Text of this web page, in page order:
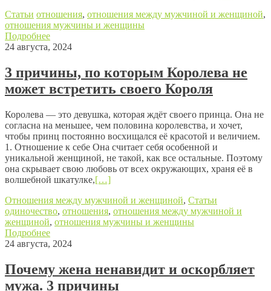
Статьи отношения, отношения между мужчиной и женщиной,
отношения мужчины и женщины
Подробнее
24 августа, 2024
3 причины, по которым Королева не
может встретить своего Короля
Королева — это девушка, которая ждёт своего принца. Она не
согласна на меньшее, чем половина королевства, и хочет,
чтобы принц постоянно восхищался её красотой и величием.
1. Отношение к себе Она считает себя особенной и
уникальной женщиной, не такой, как все остальные. Поэтому
она скрывает свою любовь от всех окружающих, храня её в
волшебной шкатулке,[…]
Отношения между мужчиной и женщиной, Статьи
одиночество, отношения, отношения между мужчиной и
женщиной, отношения мужчины и женщины
Подробнее
24 августа, 2024
Почему жена ненавидит и оскорбляет
мужа. 3 причины